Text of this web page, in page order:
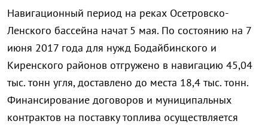
Навигационный период на реках Осетровско-
Ленского бассейна начат 5 мая. По состоянию на 7
июня 2017 года для нужд Бодайбинского и
Киренского районов отгружено в навигацию 45,04
тыс. тонн угля, доставлено до места 18,4 тыс. тонн.
Финансирование договоров и муниципальных
контрактов на поставку топлива осуществляется